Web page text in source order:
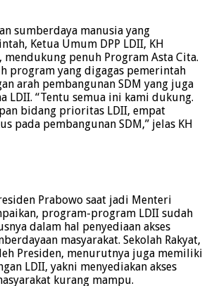
sumberdaya manusia yang
Ketua Umum DPP LDII, KH
mendukung penuh Program Asta Cita.
program yang digagas pemerintah
arah pembangunan SDM yang juga
LDII. “Tentu semua ini kami dukung.
bidang prioritas LDII, empat
pada pembangunan SDM,” jelas KH
Prabowo saat jadi Menteri
program-program LDII sudah
dalam hal penyediaan akses
masyarakat. Sekolah Rakyat,
Presiden, menurutnya juga memiliki
LDII, yakni menyediakan akses
kurang mampu.